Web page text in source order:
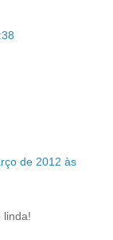
de 2012 às
linda!